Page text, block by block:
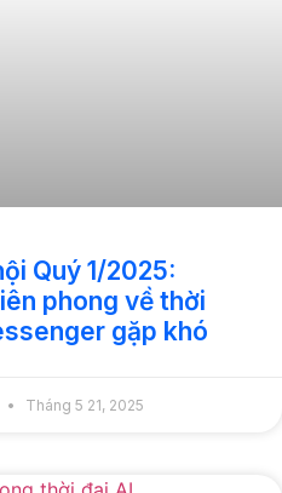
Quý 1/2025:
phong về thời
gặp khó
Tháng 5 21, 2025